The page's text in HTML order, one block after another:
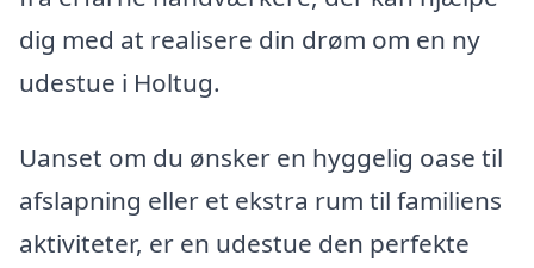
dig med at realisere din drøm om en ny
udestue i Holtug.
Uanset om du ønsker en hyggelig oase til
afslapning eller et ekstra rum til familiens
aktiviteter, er en udestue den perfekte